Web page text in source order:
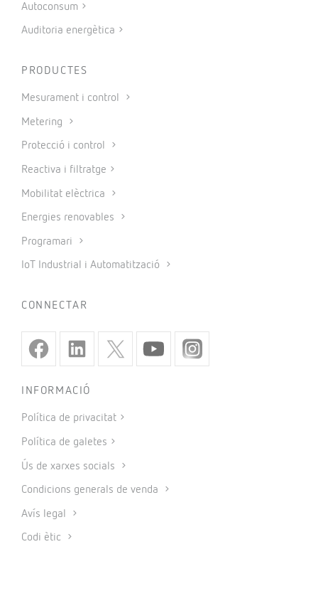
Autoconsum
Auditoria energètica
PRODUCTES
Mesurament i control
Metering
Protecció i control
Reactiva i filtratge
Mobilitat elèctrica
Energies renovables
Programari
IoT Industrial i Automatització
CONNECTAR
INFORMACIÓ
Política de privacitat
Política de galetes
Ús de xarxes socials
Condicions generals de venda
Avís legal
Codi ètic